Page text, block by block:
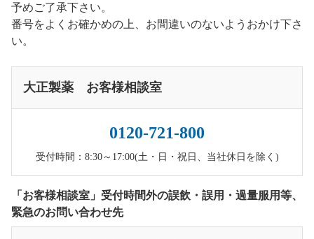
予めご了承下さい。
番号をよくお確かめの上、お間違いのないようおかけ下さ
い。
大正製薬 お客様相談室
0120-721-800
受付時間：8:30～17:00(土・日・祝日、当社休日を除く)
「お客様相談室」受付時間外の誤飲・誤用・過量服用等、
緊急のお問い合わせ先